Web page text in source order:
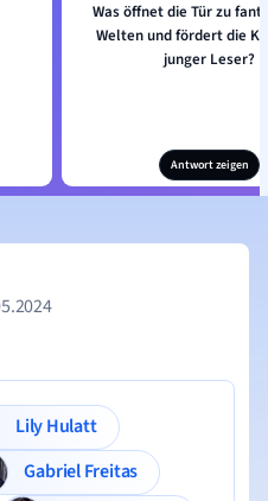
Was öffnet die Tür zu
Welten und fördert die
junger Leser?
Antwort zeigen
Lily Hulatt
Gabriel Freitas